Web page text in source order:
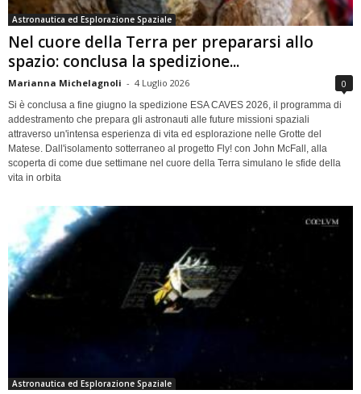
Astronautica ed Esplorazione Spaziale
Nel cuore della Terra per prepararsi allo
spazio: conclusa la spedizione...
Marianna Michelagnoli - 4 Luglio 2026 0
Si è conclusa a fine giugno la spedizione ESA CAVES 2026, il programma di
addestramento che prepara gli astronauti alle future missioni spaziali
attraverso un'intensa esperienza di vita ed esplorazione nelle Grotte del
Matese. Dall'isolamento sotterraneo al progetto Fly! con John McFall, alla
scoperta di come due settimane nel cuore della Terra simulano le sfide della
vita in orbita
Astronautica ed Esplorazione Spaziale